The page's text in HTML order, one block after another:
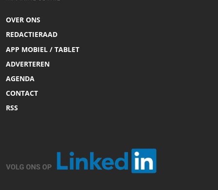
OVER ONS
REDACTIERAAD
APP MOBIEL / TABLET
ADVERTEREN
AGENDA
CONTACT
RSS